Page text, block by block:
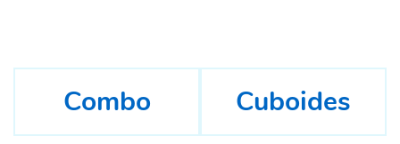
Combo Cuboides